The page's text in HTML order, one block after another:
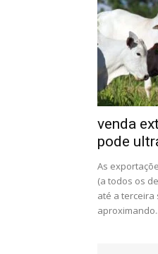
venda
pode
As
(a todos os
até a terceira